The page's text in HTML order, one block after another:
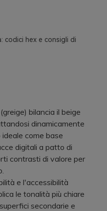
codici hex e consigli di
bilancia il beige
dinamicamente
come base
digitali a patto di
contrasti di valore per
e l'accessibilità
le tonalità più chiare
secondarie e